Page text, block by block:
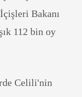
Bakanı
112 bin oy
Celili'nin